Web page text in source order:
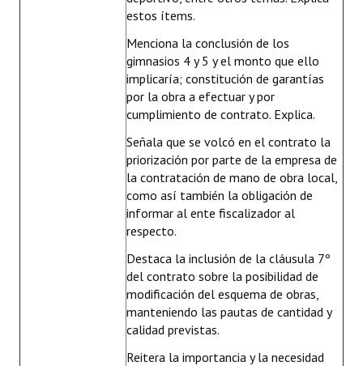
estos ítems.
Menciona la conclusión de los
gimnasios 4 y 5 y el monto que ello
implicaría; constitución de garantías
por la obra a efectuar y por
cumplimiento de contrato. Explica.
Señala que se volcó en el contrato la
priorización por parte de la empresa de
la contratación de mano de obra local,
como así también la obligación de
informar al ente fiscalizador al
respecto.
Destaca la inclusión de la cláusula 7º
del contrato sobre la posibilidad de
modificación del esquema de obras,
manteniendo las pautas de cantidad y
calidad previstas.
Reitera la importancia y la necesidad